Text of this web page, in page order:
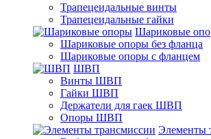
Трапецеидальные винты
Трапецеидальные гайки
Шариковые
Шариковые опоры без фланца
Шариковые опоры с фланцем
ШВП
Винты ШВП
Гайки ШВП
Держатели для гаек ШВП
Опоры ШВП
Элементы